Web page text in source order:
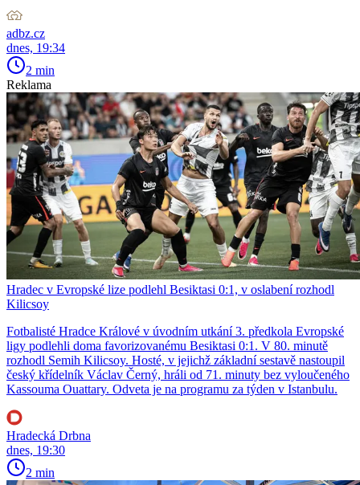
adbz.cz
dnes, 19:34
2 min
Reklama
Hradec v Evropské lize podlehl Besiktasi 0:1, v oslabení rozhodl
Kilicsoy
Fotbalisté Hradce Králové v úvodním utkání 3. předkola Evropské
ligy podlehli doma favorizovanému Besiktasi 0:1. V 80. minutě
rozhodl Semih Kilicsoy. Hosté, v jejichž základní sestavě nastoupil
český křídelník Václav Černý, hráli od 71. minuty bez vyloučeného
Kassouma Ouattary. Odveta je na programu za týden v Istanbulu.
Hradecká Drbna
dnes, 19:30
2 min